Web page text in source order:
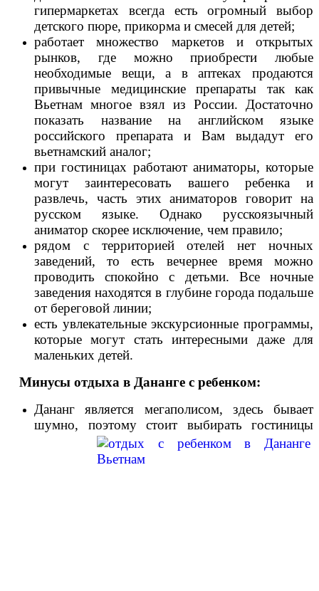
гипермаркетах всегда есть огромный выбор
детского пюре, прикорма и смесей для детей;
работает множество маркетов и открытых
рынков, где можно приобрести любые
необходимые вещи, а в аптеках продаются
привычные медицинские препараты так как
Вьетнам многое взял из России. Достаточно
показать название на английском языке
российского препарата и Вам выдадут его
вьетнамский аналог;
при гостиницах работают аниматоры, которые
могут заинтересовать вашего ребенка и
развлечь, часть этих аниматоров говорит на
русском языке. Однако русскоязычный
аниматор скорее исключение, чем правило;
рядом с территорией отелей нет ночных
заведений, то есть вечернее время можно
проводить спокойно с детьми. Все ночные
заведения находятся в глубине города подальше
от береговой линии;
есть увлекательные экскурсионные программы,
которые могут стать интересными даже для
маленьких детей.
Минусы отдыха в Дананге с ребенком:
Дананг является мегаполисом, здесь бывает
шумно, поэтому стоит выбирать гостиницы